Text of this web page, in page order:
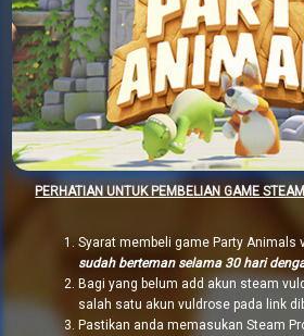
PERHATIAN UNTUK PEMBELIAN GAME
Syarat membeli game Party Animals
sudah berteman selama 30 hari
Bagi yang belum add akun steam
salah satu akun vuldrose pada link
Pastikan anda memasukan Steam